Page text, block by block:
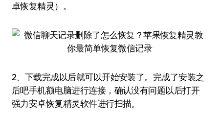
卓恢复精灵）。
2、下载完成以后就可以开始安装了。完成了安装之
后吧手机额电脑进行连接，确认没有问题以后打开
强力安卓恢复精灵软件进行扫描。